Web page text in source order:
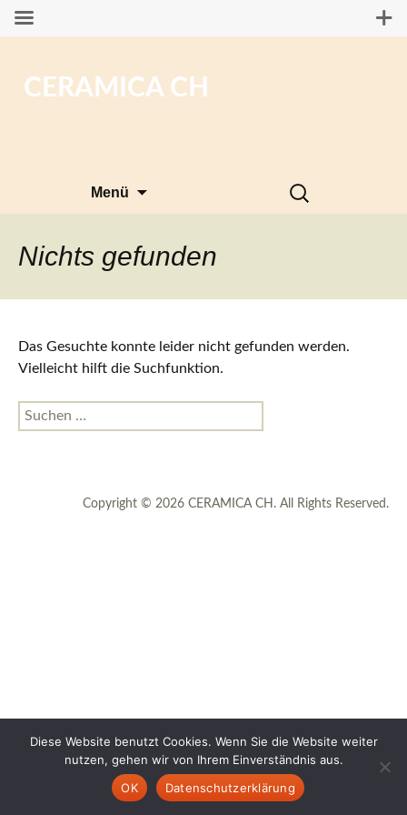
CERAMICA CH
Menü
Suchen
nach:
Nichts gefunden
Das Gesuchte konnte leider nicht gefunden werden.
Vielleicht hilft die Suchfunktion.
Suchen
nach:
Copyright © 2026 CERAMICA CH. All Rights Reserved.
Diese Website benutzt Cookies. Wenn Sie die Website weiter
nutzen, gehen wir von Ihrem Einverständnis aus.
OK
Datenschutzerklärung